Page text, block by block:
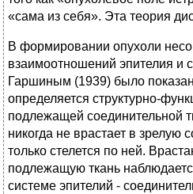
«сама из себя». Эта теория
В формировании опухоли
взаимоотношений эпителия и
Гаршиным (1939) было
определяется структурно-
подлежащей соединительной
никогда не врастает в зрелую
только стелется по ней.
подлежащую ткань
системе эпителий -